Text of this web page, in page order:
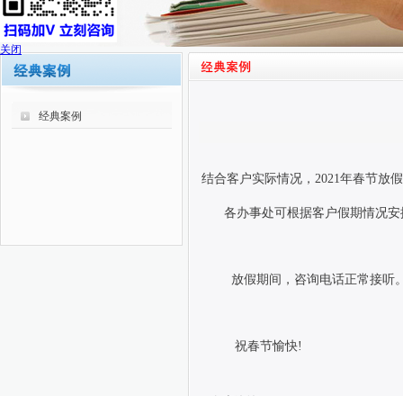
经典案例
结合客户实际情况， 2021年春节放
各办事处可根据客户假期情况
放假期间，咨询电话正常接听
祝春节愉快!
关闭